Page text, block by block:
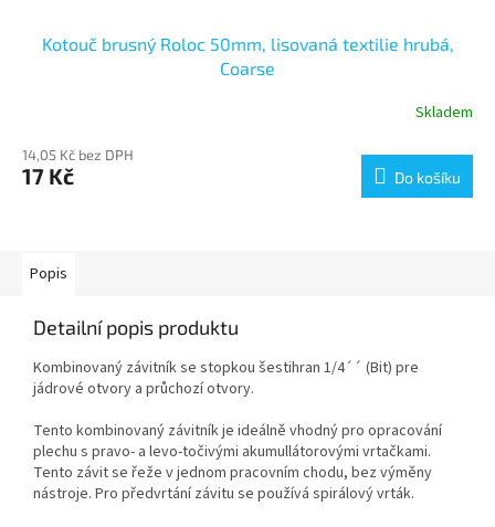
Kotouč brusný Roloc 50mm, lisovaná textilie hrubá,
Coarse
Skladem
14,05 Kč bez DPH
17 Kč Do košíku
Popis
Detailní popis produktu
Kombinovaný závitník se stopkou šestihran 1/4´´ (Bit) pre
jádrové otvory a průchozí otvory.
Tento kombinovaný závitník je ideálně vhodný pro opracování
plechu s pravo- a levo-točivými akumullátorovými vrtačkami.
Tento závit se řeže v jednom pracovním chodu, bez výměny
nástroje. Pro předvrtání závitu se používá spirálový vrták.